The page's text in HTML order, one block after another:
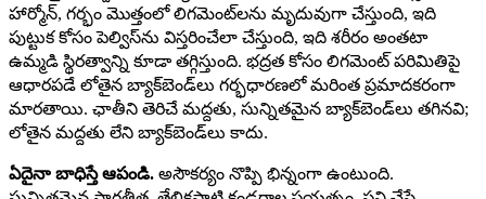
హార్మోన్, గర్భం మొత్తంలో లిగమెంట్‌లను మృదువుగా చేస్తుంది, ఇది
పుట్టుక కోసం పెల్విస్‌ను విస్తరించేలా చేస్తుంది, ఇది శరీరం అంతటా
ఉమ్మడి స్థిరత్వాన్ని కూడా తగ్గిస్తుంది. భద్రత కోసం లిగమెంట్ పరిమితిపై
ఆధారపడే లోతైన బ్యాక్‌బెండ్‌లు గర్భధారణలో మరింత ప్రమాదకరంగా
మారతాయి. ఛాతీని తెరిచే మద్దతు, సున్నితమైన బ్యాక్‌బెండ్‌లు తగినవి;
లోతైన మద్దతు లేని బ్యాక్‌బెండ్‌లు కాదు.
ఏదైనా బాధిస్తే ఆపండి. అసౌకర్యం నొప్పి భిన్నంగా ఉంటుంది.